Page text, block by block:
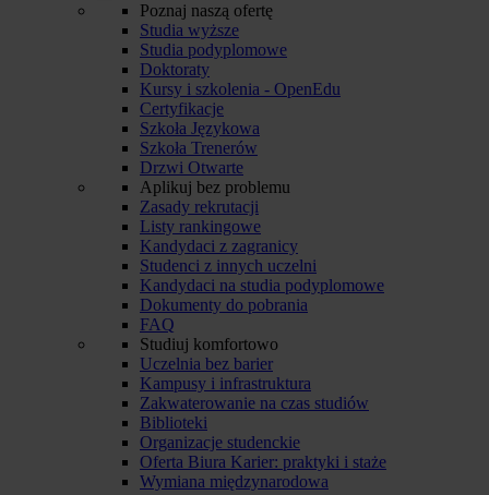
Poznaj naszą ofertę
Studia wyższe
Studia podyplomowe
Doktoraty
Kursy i szkolenia - OpenEdu
Certyfikacje
Szkoła Językowa
Szkoła Trenerów
Drzwi Otwarte
Aplikuj bez problemu
Zasady rekrutacji
Listy rankingowe
Kandydaci z zagranicy
Studenci z innych uczelni
Kandydaci na studia podyplomowe
Dokumenty do pobrania
FAQ
Studiuj komfortowo
Uczelnia bez barier
Kampusy i infrastruktura
Zakwaterowanie na czas studiów
Biblioteki
Organizacje studenckie
Oferta Biura Karier: praktyki i staże
Wymiana międzynarodowa